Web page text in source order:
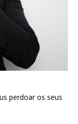
perdoar os seus